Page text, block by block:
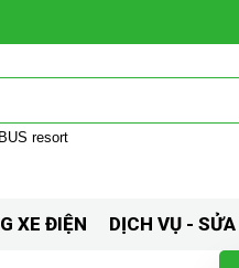
resort
XE ĐIỆN DỊCH VỤ -